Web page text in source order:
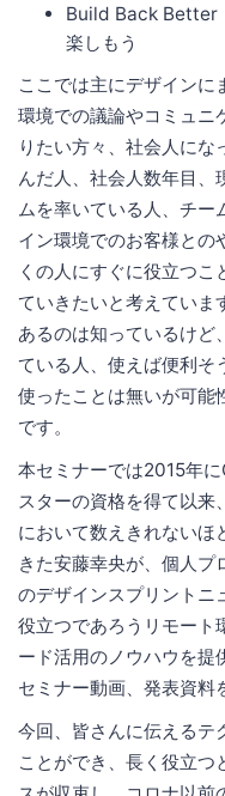
Build Back Better
楽しもう
ここでは主にデザインに
環境での議論やコミュニ
りたい方々、社会人に
んだ人、社会人数年目、
ムを率いている人、チー
イン環境でのお客様との
くの人にすぐに役立つこ
ていきたいと考えていま
あるのは知っているけど
ている人、使えば便利そ
使ったことは無いが可能
です。
本セミナーでは2015年
スターの資格を得て以来
において数えきれないほ
きた安藤幸央が、個人
のデザインスプリントニ
役立つであろうリモート
ード活用のノウハウを提
セミナー動画、発表資料
今回、皆さんに伝えるテ
ことができ、長く役立